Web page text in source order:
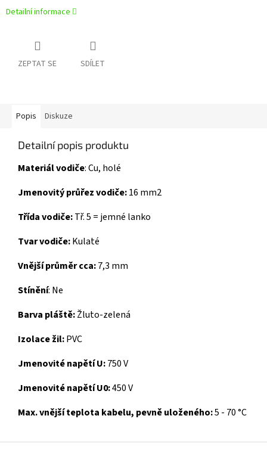
Detailní informace
ZEPTAT SE SDÍLET
Popis Diskuze
Detailní popis produktu
Materiál vodiče:Cu, holé
Jmenovitý průřez vodiče:16 mm2
Třída vodiče:Tř. 5 = jemné lanko
Tvar vodiče:Kulaté
Vnější průměr cca:7,3 mm
Stínění: Ne
Barva pláště:Žluto-zelená
Izolace žil:PVC
Jmenovité napětí U:750 V
Jmenovité napětí U0:450 V
Max. vnější teplota kabelu, pevně uloženého:5 - 70 °C